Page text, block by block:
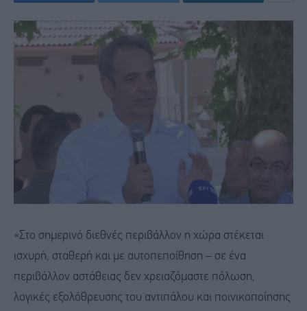
«Στο σημερινό διεθνές περιβάλλον η χώρα στέκεται
ισχυρή, σταθερή και με αυτοπεποίθηση – σε ένα
περιβάλλον αστάθειας δεν χρειαζόμαστε πόλωση,
λογικές εξολόθρευσης του αντιπάλου και ποινικοποίησης